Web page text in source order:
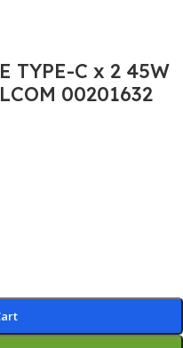
TYPE-C x 2 45W
00201632